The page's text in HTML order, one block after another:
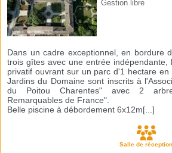
Gestion libre
Dans un cadre exceptionnel, en bordure
trois gîtes avec une entrée indépendante,
privatif ouvrant sur un parc d'1 hectare
Jardins du Domaine sont inscrits à
du Poitou Charentes" avec 2
Remarquables de France".
Belle piscine à débordement 6x12m[...]
Salle de réception